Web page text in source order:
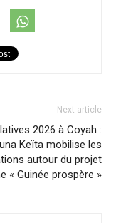
Next article
2026 à Coyah :
Keïta mobilise les
autour du projet
« Guinée prospère »